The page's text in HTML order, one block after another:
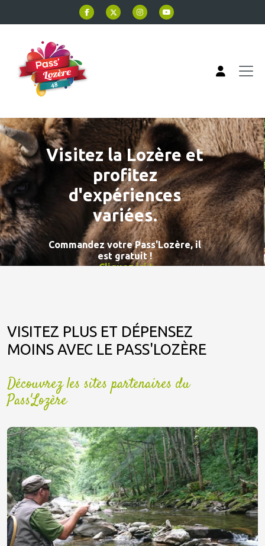
Aller au contenu principal
Pass'Lozère
Visitez la Lozère et
profitez
d'expériences
variées.
Commandez votre Pass'Lozère, il
est gratuit !
Cliquez ici !
VISITEZ PLUS ET DÉPENSEZ
MOINS AVEC LE PASS'LOZÈRE
Découvrez les sites partenaires du
Pass'Lozère